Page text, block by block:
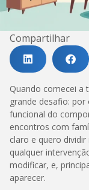
Compartilhar
Quando comecei a
grande desafio:
funcional do
encontros com
claro e quero
qualquer
modificar, e,
aparecer.